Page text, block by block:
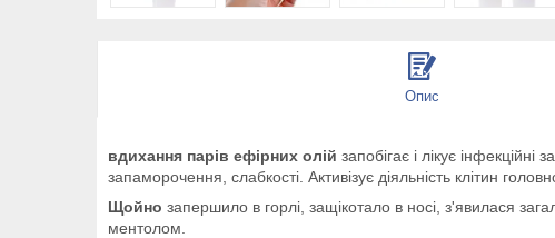
Опис
вдихання парів ефірних олій запобігає і лікує
запаморочення, слабкості. Активізує діяльність клітин
Щойно запершило в горлі, защікотало в носі, з'явилася
ментолом.